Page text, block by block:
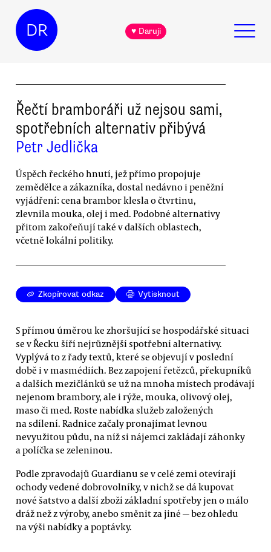
DR ♥ Daruji
Řečtí bramboráři už nejsou sami,
spotřebních alternativ přibývá
Petr Jedlička
Úspěch řeckého hnutí, jež přímo propojuje
zemědělce a zákazníka, dostal nedávno i peněžní
vyjádření: cena brambor klesla o čtvrtinu,
zlevnila mouka, olej i med. Podobné alternativy
přitom zakořeňují také v dalších oblastech,
včetně lokální politiky.
Zkopírovat odkaz Vytisknout
S přímou úměrou ke zhoršující se hospodářské situaci
se v Řecku šíří nejrůznější spotřební alternativy.
Vyplývá to z řady textů, které se objevují v poslední
době i v masmédiích. Bez zapojení řetězců, překupníků
a dalších mezičlánků se už na mnoha místech prodávají
nejenom brambory, ale i rýže, mouka, olivový olej,
maso či med. Roste nabídka služeb založených
na sdílení. Radnice začaly pronajímat levnou
nevyužitou půdu, na níž si nájemci zakládají záhonky
a políčka se zeleninou.
Podle zpravodajů Guardianu se v celé zemi otevírají
ochody vedené dobrovolníky, v nichž se dá kupovat
nové šatstvo a další zboží základní spotřeby jen o málo
dráž než z výroby, anebo směnit za jiné — bez ohledu
na výši nabídky a poptávky.